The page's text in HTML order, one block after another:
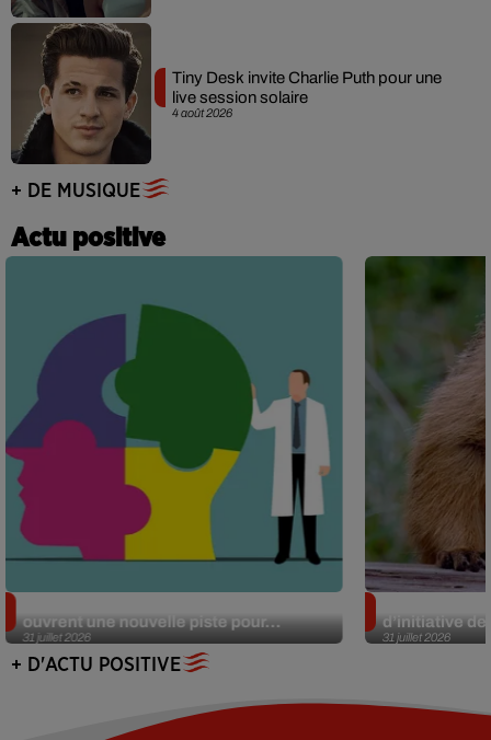
4 août 2026
Tiny Desk invite Charlie Puth pour une
live session solaire
+ DE MUSIQUE
Actu positive
31 juillet 2026
ouvrent une nouvelle piste pour...
31 juillet 2026
d’initiative
+ D'ACTU POSITIVE